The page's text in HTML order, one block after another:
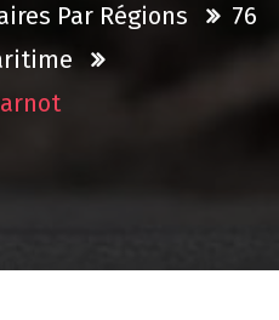
Par Régions
76